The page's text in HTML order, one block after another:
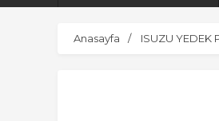
Anasayfa ISUZU YEDEK